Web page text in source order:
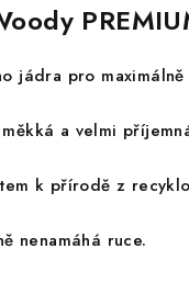
jádra pro maximálně
a velmi
k přírodě z
nenamáhá ruce.